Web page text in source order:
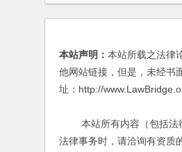
本站声明： 本站所载之法律
他网站链接，但是，未经书
址：http://
本站所有内容（包括法律
法律事务时，请洽询有资质